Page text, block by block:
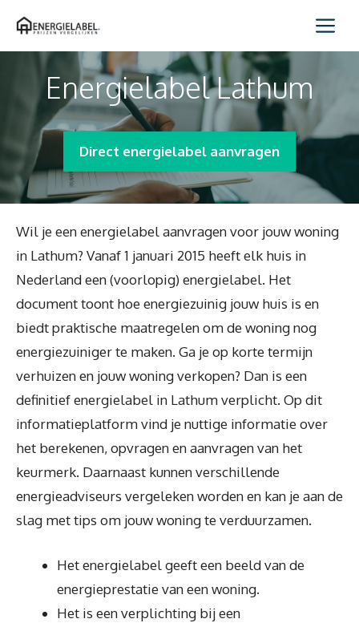
naar
Energielabel Lathum
Direct energielabel aanvragen
Wil je een energielabel aanvragen voor jouw woning
in Lathum? Vanaf 1 januari 2015 heeft elk huis in
Nederland een (voorlopig) energielabel. Het
document toont hoe energiezuinig jouw huis is en
biedt praktische maatregelen om de woning nog
energiezuiniger te maken. Ga je op korte termijn
verhuizen en jouw woning verkopen? Dan is een
definitief energielabel in Lathum verplicht. Op dit
informatieplatform vind je nuttige informatie over
het berekenen, opvragen en aanvragen van het
keurmerk. Daarnaast kunnen verschillende
energieadviseurs vergeleken worden en kan je aan de
slag met tips om jouw woning te verduurzamen.
Het energielabel geeft een beeld van de
energieprestatie van een woning.
Het is een verplichting bij een